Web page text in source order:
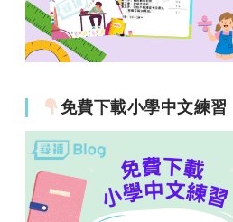
免費下載小學中文練習